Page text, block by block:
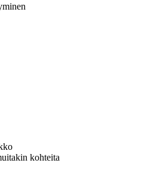
kohteita